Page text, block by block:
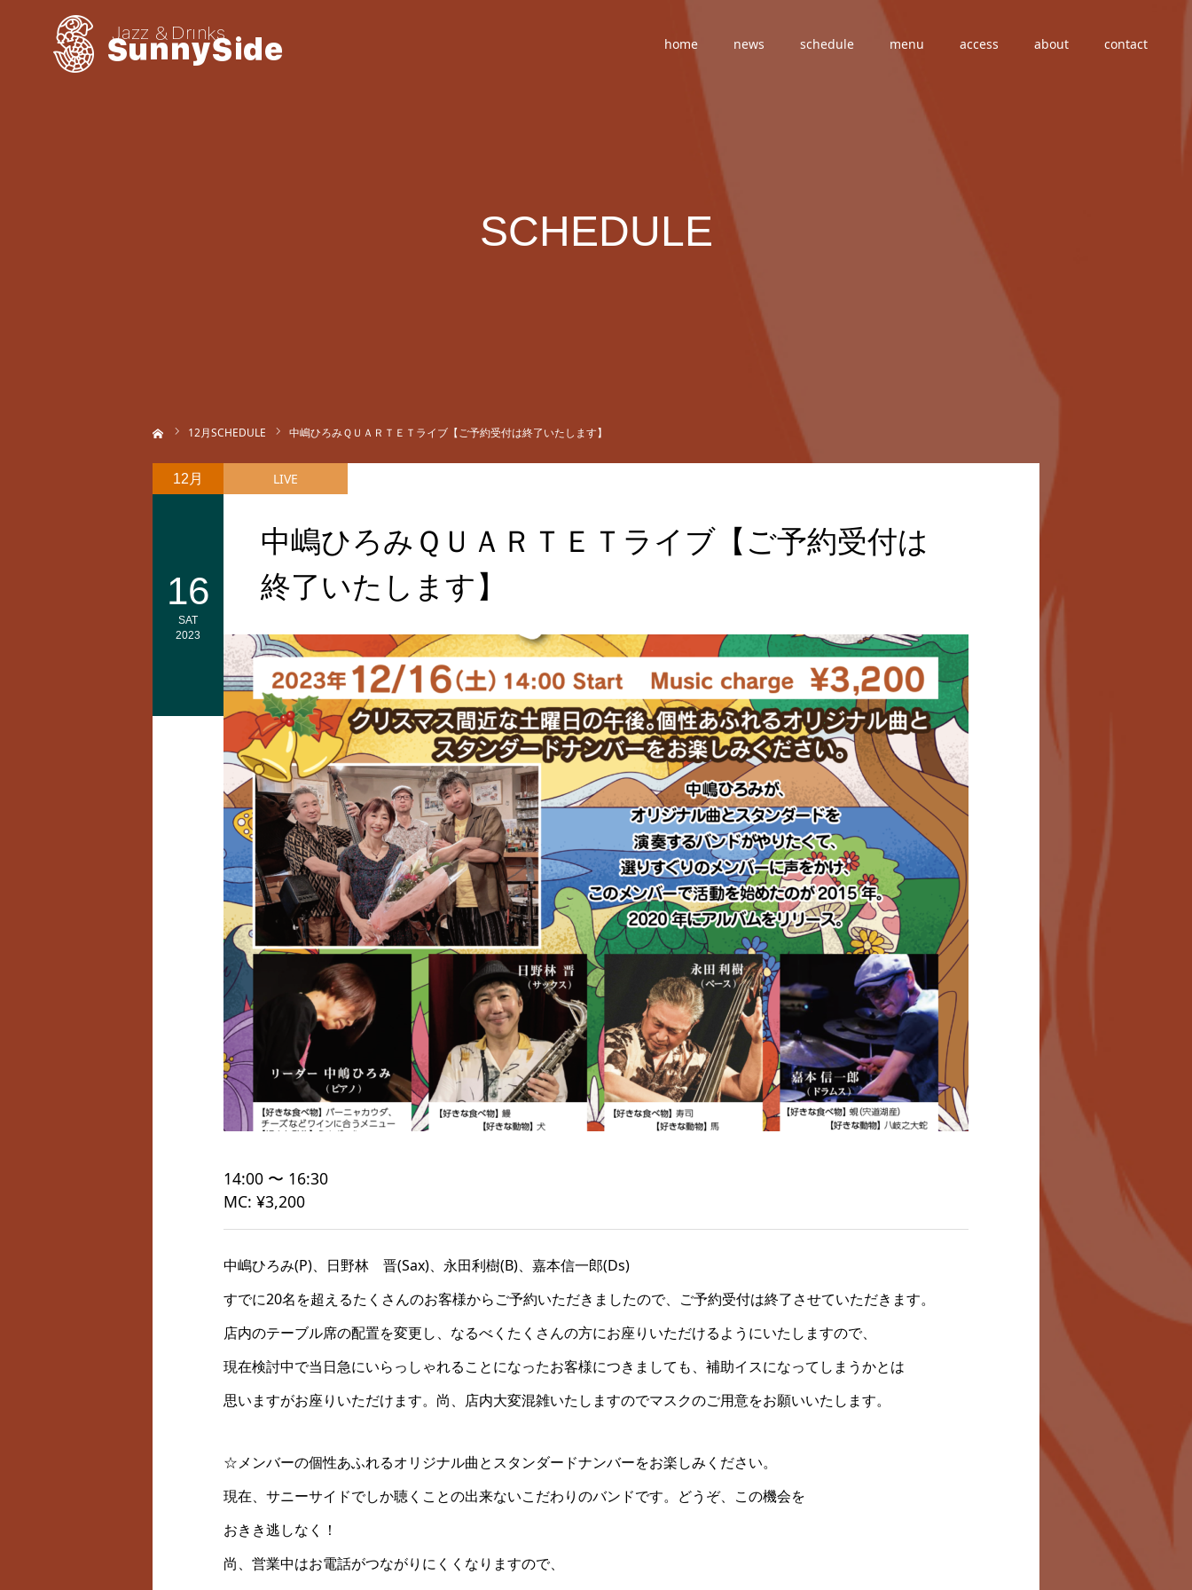
home news schedule menu access about contact
SCHEDULE
12月SCHEDULE 中嶋ひろみＱＵＡＲＴＥＴライブ【ご予約受付は終了いたします】
中嶋ひろみＱＵＡＲＴＥＴライブ【ご予約受付は
終了いたします】
12月
16
SAT
2023
LIVE
14:00 〜 16:30
MC: ¥3,200
中嶋ひろみ(P)、日野林 晋(Sax)、永田利樹(B)、嘉本信一郎(Ds)
すでに20名を超えるたくさんのお客様からご予約いただきましたので、ご予約受付は終了させていただきます。
店内のテーブル席の配置を変更し、なるべくたくさんの方にお座りいただけるようにいたしますので、
現在検討中で当日急にいらっしゃれることになったお客様につきましても、補助イスになってしまうかとは
思いますがお座りいただけます。尚、店内大変混雑いたしますのでマスクのご用意をお願いいたします。
☆メンバーの個性あふれるオリジナル曲とスタンダードナンバーをお楽しみください。
現在、サニーサイドでしか聴くことの出来ないこだわりのバンドです。どうぞ、この機会を
おきき逃しなく！
尚、営業中はお電話がつながりにくくなりますので、